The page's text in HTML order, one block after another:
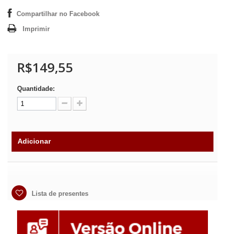
Compartilhar no Facebook
Imprimir
R$149,55
Quantidade:
Adicionar
Lista de presentes